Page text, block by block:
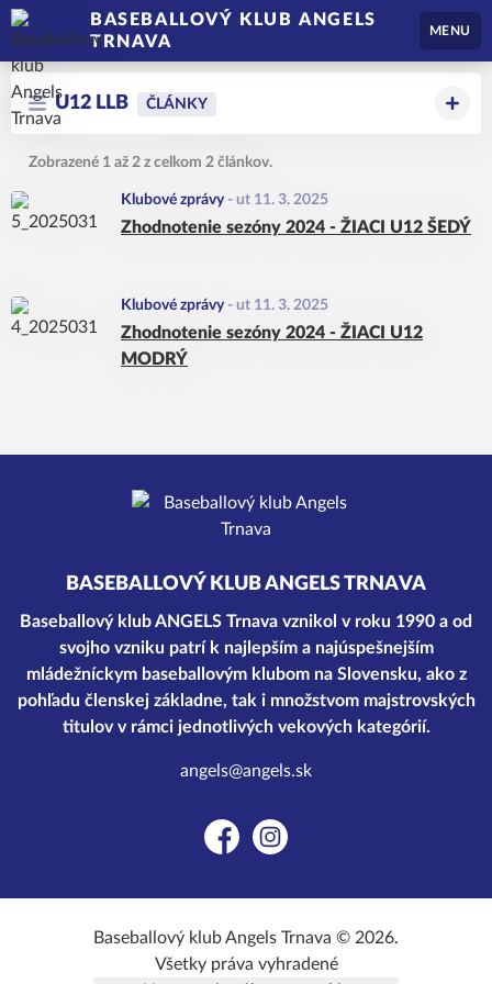
BASEBALLOVÝ KLUB ANGELS
TRNAVA
MENU
U12 LLB ČLÁNKY
Zobrazené 1 až 2 z celkom 2 článkov.
Klubové zprávy - ut 11. 3. 2025
Zhodnotenie sezóny 2024 - ŽIACI U12 ŠEDÝ
Klubové zprávy - ut 11. 3. 2025
Zhodnotenie sezóny 2024 - ŽIACI U12
MODRÝ
BASEBALLOVÝ KLUB ANGELS TRNAVA
Baseballový klub ANGELS Trnava vznikol v roku 1990 a od
svojho vzniku patrí k najlepším a najúspešnejším
mládežníckym baseballovým klubom na Slovensku, ako z
pohľadu členskej základne, tak i množstvom majstrovských
titulov v rámci jednotlivých vekových kategórií.
angels@angels.sk
FacebookInstagram
Baseballový klub Angels Trnava © 2026.
Všetky práva vyhradené